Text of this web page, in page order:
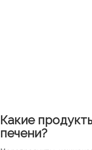
Какие
печени?